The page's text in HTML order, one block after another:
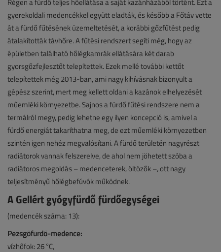
Régen a fürdő teljes hőellátása a saját kazánházából történt. Ezt a
gyerekoldali medencékkel együtt eladták, és később a Főtáv vette
át a fürdő fűtésének üzemeltetését, a korábbi gőzfűtést pedig
átalakították távhőre. A fűtési rendszert segíti még, hogy az
épületben található hőlégkamrák ellátására két darab
gyorsgőzfejlesztőt telepítettek. Ezek mellé további kettőt
telepítettek még 2013-ban, ami nagy kihívásnak bizonyult a
gépész szerint, mert meg kellett oldani a kazánok elhelyezését
műemléki környezetbe. Sajnos a fürdő fűtési rendszere nem a
termálról megy, pedig lehetne egy ilyen koncepció is, amivel a
fürdő energiát takaríthatna meg, de ezt műemléki környezetben
szintén igen nehéz megvalósítani. A fürdő területén nagyrészt
radiátorok vannak felszerelve, de ahol nem jöhetett szóba a
radiátoros megoldás – medenceterek, öltözők –, ott nagy
teljesítményű hőlégbefúvók működnek.
A Gellért gyógyfürdő fürdőegységei
(medencék száma: 13):
Pezsgőfürdő-medence:
vízhőfok: 26 °C,